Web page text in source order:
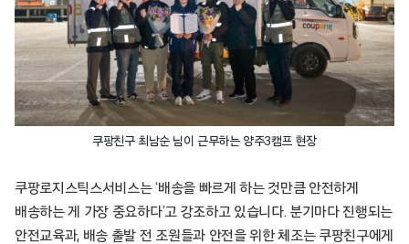
쿠팡친구 최남순 님이 근무하는 양주3캠프 현장
쿠팡로지스틱스서비스는 ‘배송을 빠르게 하는 것만큼 안전하게
배송하는 게 가장 중요하다’고 강조하고 있습니다. 분기마다 진행되는
안전교육과, 배송 출발 전 조원들과 안전을 위한 체조는 쿠팡친구에게